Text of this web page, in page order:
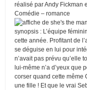
réalisé par Andy Fickman
Comédie – romance
synopsis : L’équipe
cette année. Profitant de
se déguise en lui pour
n’avait pas prévu qu’elle
lui-même n’a d’yeux que
corser quand cette même
une fille ! Et que le vrai